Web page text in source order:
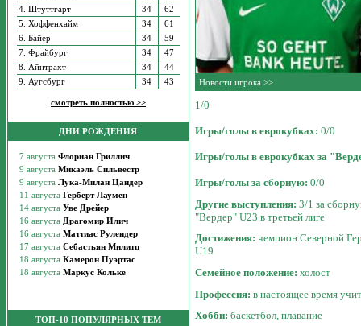
4. Штуттгарт
34
62
5. Хоффенхайм
34
61
6. Байер
34
59
7. Фрайбург
34
47
8. Айнтрахт
34
44
9. Аугсбург
34 43
смотреть полностью >>
ДНИ РОЖДЕНИЯ
ТОП-10 ПОПУЛЯРНЫХ ТЕМ
Новости игрока >>
1/0
Игры/голы в еврокубках: 0/0
Игры/голы в еврокубках за
Игры/голы за сборную: 0/0
Другие выступления: 3/1 за
"Вердер" U23 в третьей лиге
Достижения: чемпион Северной
U19
Семейное положение: холост
Профессия: в настоящее время
Хобби: баскетбол, плавание